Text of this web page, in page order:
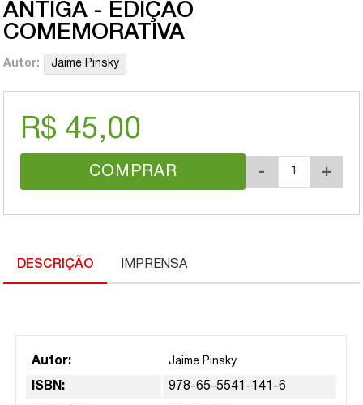
ANTIGA - EDIÇÃO
COMEMORATIVA
Autor: Jaime Pinsky
R$ 45,00
COMPRAR - +
DESCRIÇÃO IMPRENSA
Autor: Jaime Pinsky
ISBN: 978-65-5541-141-6